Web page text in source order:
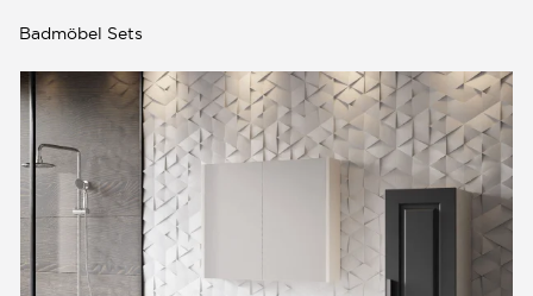
Badmöbel Sets
0